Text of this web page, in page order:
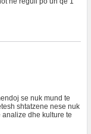
se nuk mund te
shtatzene nese nuk
dhe kulture te